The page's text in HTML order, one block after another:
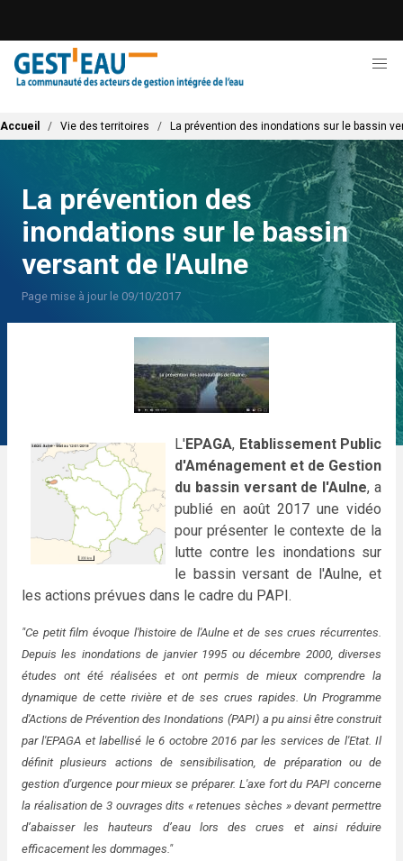
contenu
principal
Fil d'Ariane
Accueil Vie des territoires La prévention des inondations sur le bassin
La prévention des
inondations sur le bassin
versant de l'Aulne
Page mise à jour le 09/10/2017
L'EPAGA, Etablissement Public
d'Aménagement et de Gestion
du bassin versant de l'Aulne, a
publié en août 2017 une vidéo
pour présenter le contexte de la
lutte contre les inondations sur
le bassin versant de l'Aulne, et
les actions prévues dans le cadre du PAPI.
"Ce petit film évoque l'histoire de l'Aulne et de ses crues récurrentes.
Depuis les inondations de janvier 1995 ou décembre 2000, diverses
études ont été réalisées et ont permis de mieux comprendre la
dynamique de cette rivière et de ses crues rapides. Un Programme
d'Actions de Prévention des Inondations (PAPI) a pu ainsi être construit
par l'EPAGA et labellisé le 6 octobre 2016 par les services de l'Etat. Il
définit plusieurs actions de sensibilisation, de préparation ou de
gestion d'urgence pour mieux se préparer. L'axe fort du PAPI concerne
la réalisation de 3 ouvrages dits « retenues sèches » devant permettre
d’abaisser les hauteurs d’eau lors des crues et ainsi réduire
efficacement les dommages."